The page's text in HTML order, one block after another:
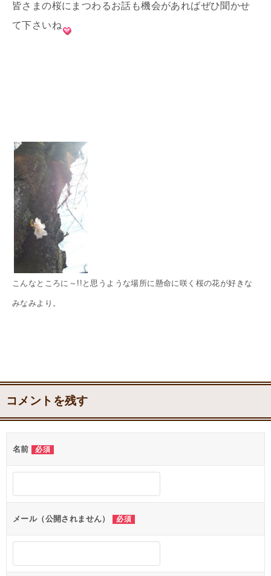
皆さまの桜にまつわるお話も機会があればぜひ聞かせ
て下さいね
こんなところに～!!と思うような場所に懸命に咲く桜の花が好きな
みなみより。
コメントを残す
名前 必須
メール（公開されません） 必須